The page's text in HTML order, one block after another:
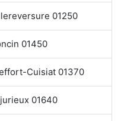
01250
01450
Cuisiat 01370
01640